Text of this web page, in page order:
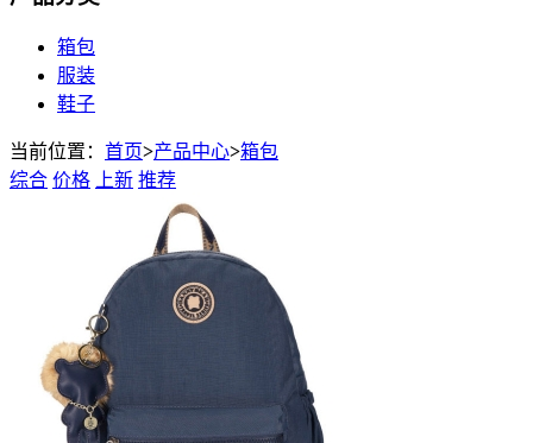
箱包
服装
鞋子
当前位置： 首页>产品中心>箱包
综合 价格 上新 推荐